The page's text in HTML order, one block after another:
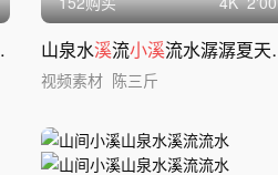
河流淌山泉
山泉水溪流小溪流水潺潺夏天深山老林
视频素材 陈三斤